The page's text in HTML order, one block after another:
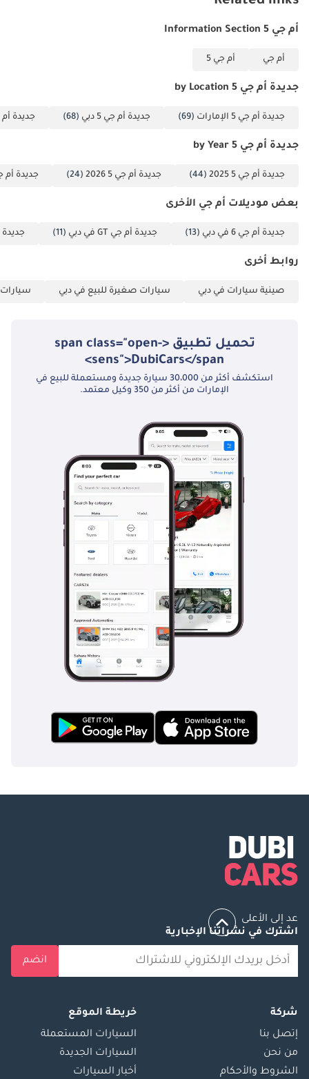
أم جي 5 Information Section
أم جي أم جي 5
جديدة أم جي 5 by Location
جديدة أم جي 5 الإمارات (69) جديدة أم جي 5 دبي (68) جديدة أم جي 5
جديدة أم جي 5 by Year
جديدة أم جي 5 2025 (44) جديدة أم جي 5 2026 (24) جديدة أم جي 5
بعض موديلات أم جي الأخرى
جديدة أم جي 6 في دبي (13) جديدة أم جي GT في دبي (11) جديدة أم
روابط أخرى
صينية سيارات في دبي سيارات صغيرة للبيع في دبي سيارات
تحميل تطبيق <span class="open-
sens">DubiCars</span>
استكشف أكثر من 30،000 سيارة جديدة ومستعملة للبيع في
الإمارات من أكثر من 350 وكيل معتمد.
ممكنة، تُعدّ هذه السيدان ذات ناقل الحركة اليدوي فرصة لا تُفوّت. إنها خيار
إعادة البيع، ما يجعلها خيارًا مثاليًا لكل من يحتاج إلى سيارة يومية يُعتمد
تم إنشاء هذه الإحصاءات بواسطة الذكاء الاصطناعي اعتماداً على بيانات
خبراء السوق. يُرجى دائماً فحص السيارة قبل الشراء.
عد إلى الأعلى
اشترك في نشراتنا الإخبارية
انضم
شركة
إتصل بنا
من نحن
الشروط والأحكام
خريطة الموقع
السيارات المستعملة
السيارات الجديدة
أخبار السيارات